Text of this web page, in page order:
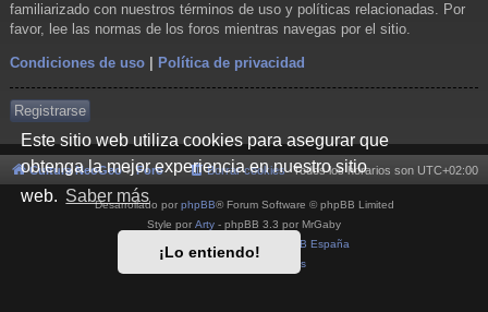
Este sitio web utiliza cookies para asegurar que
obtenga la mejor experiencia en nuestro sitio
web. Saber más
¡Lo entiendo!
familiarizado con nuestros términos de uso y políticas relacionadas. Por
favor, lee las normas de los foros mientras navegas por el sitio.
Condiciones de uso Política de privacidad
Registrarse
Cultura NeoGeo Foro Todos los horarios son UTC+02:00
Borrar cookies
Desarrollado por phpBB® Forum Software © phpBB Limited
Style por Arty - phpBB 3.3 por MrGaby
phpBB España
Condiciones